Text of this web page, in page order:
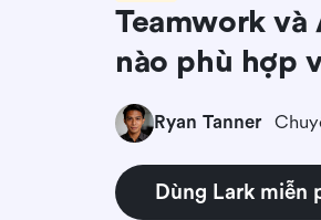
Teamwork và
nào phù hợp
Ryan Tanner
Dùng Lark miễn